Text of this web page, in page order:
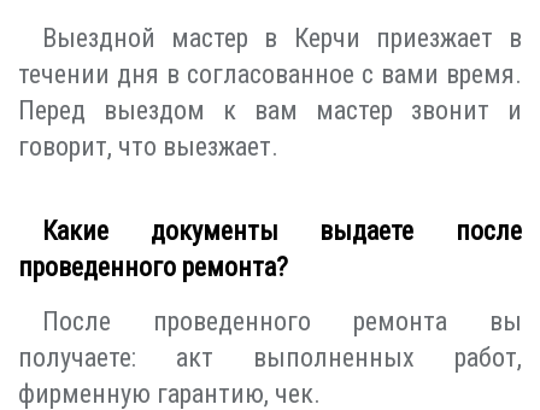
Выездной мастер в Керчи приезжает в
течении дня в согласованное с вами время.
Перед выездом к вам мастер звонит и
говорит, что выезжает.
Какие документы выдаете после
проведенного ремонта?
После проведенного ремонта вы
получаете: акт выполненных работ,
фирменную гарантию, чек.